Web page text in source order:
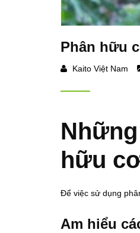
Phân hữu
Kaito Việt Nam
hữu
Để việc sử dụng
Am hiểu